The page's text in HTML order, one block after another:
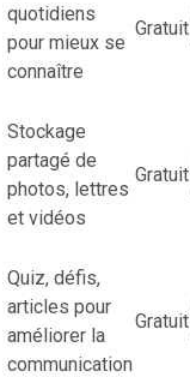
quotidiens
pour mieux se
connaître
Gratuit
Stockage
partagé de
photos, lettres
et vidéos
Gratuit
Quiz, défis,
articles pour
améliorer la
communication
Gratuit